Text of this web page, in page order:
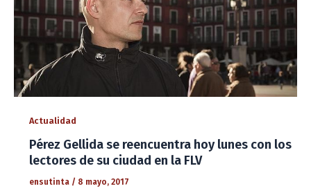
Actualidad
Pérez Gellida se reencuentra hoy lunes con los
lectores de su ciudad en la FLV
ensutinta / 8 mayo, 2017